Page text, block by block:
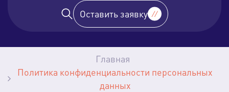
Оставить заявку
Главная
Политика конфиденциальности персональных
данных